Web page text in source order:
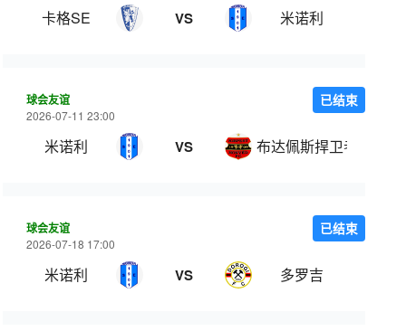
卡格SE VS 米诺利
球会友谊
2026-07-11 23:00
米诺利 VS 布达佩斯捍卫者
已结束
球会友谊
2026-07-18 17:00
米诺利 VS 多罗吉
已结束